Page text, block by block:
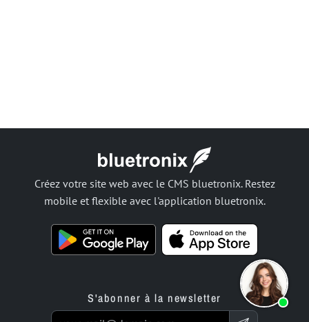
Créez votre site web avec le CMS bluetronix. Restez
mobile et flexible avec l'application bluetronix.
S'abonner à la newsletter